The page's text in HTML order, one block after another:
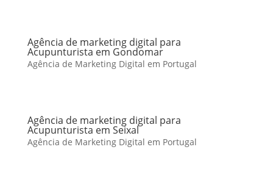
Agência de marketing digital para
Acupunturista em Gondomar
Agência de Marketing Digital em Portugal
Agência de marketing digital para
Acupunturista em Seixal
Agência de Marketing Digital em Portugal